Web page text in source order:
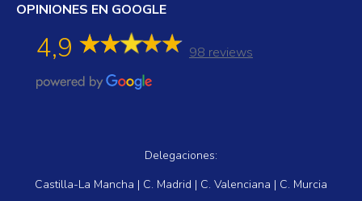
OPINIONES EN GOOGLE
4,9 98 reviews
Delegaciones:
Castilla-La Mancha | C. Madrid | C. Valenciana | C. Murcia